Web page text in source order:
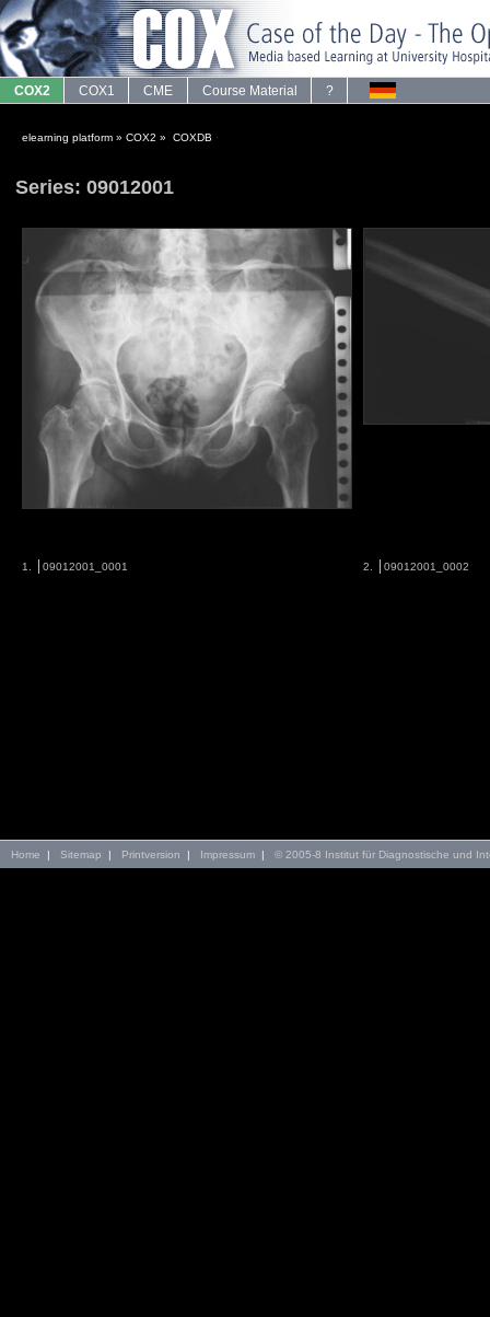
COX2 COX1 CME Course Material ?
elearning platform » COX2 » COXDB ·
Series: 09012001
1. 09012001_0001 2. 09012001_0002
Home | Sitemap | Printversion | Impressum | © 2005-8 Institut für Diagnostische und